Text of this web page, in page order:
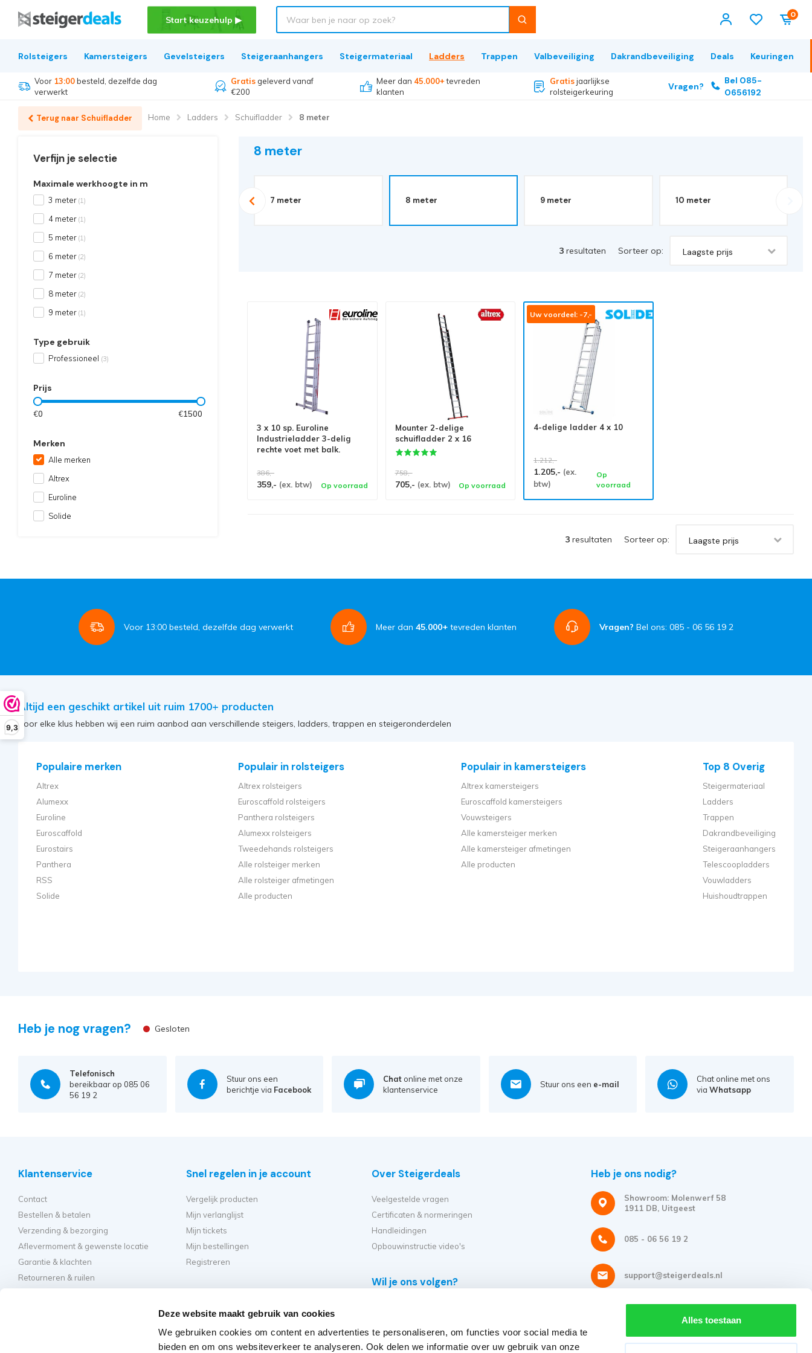
Deze website maakt gebruik van cookies
We gebruiken cookies om content en advertenties te personaliseren, om functies voor social media te
bieden en om ons websiteverkeer te analyseren. Ook delen we informatie over uw gebruik van onze
Alles toestaan
9,3
Start keuzehulp ▶ 0
Rolsteigers Kamersteigers Gevelsteigers Steigeraanhangers Steigermateriaal Ladders Trappen Valbeveiliging Dakrandbeveiliging Deals Keuringen
Voor 13:00besteld, dezelfde dag
verwerkt
Gratis geleverd vanaf
€200
Meer dan 45.000+tevreden
klanten
Gratisjaarlijkse
rolsteigerkeuring
Vragen?
Bel 085-
0656192
Terug naar Schuifladder Home Ladders Schuifladder 8 meter
Verfijn je selectie
Maximale werkhoogte in m
3 meter (1)
4 meter (1)
5 meter (1)
6 meter (2)
7 meter (2)
8 meter (2)
9 meter (1)
Type gebruik
Professioneel (3)
Prijs
€0 €1500
Merken
Alle merken
Altrex
Euroline
Solide
8 meter
7 meter 8 meter 9 meter 10 meter
3 resultaten Sorteer op: Laagste prijs
3 x 10 sp. Euroline
Industrieladder 3-delig
rechte voet met balk.
386,-
359,- (ex. btw) Op voorraad
Mounter 2-delige
schuifladder 2 x 16
758,-
705,- (ex. btw) Op voorraad
Uw voordeel: -7,-
4-delige ladder 4 x 10
1.212,-
1.205,- (ex.
btw)
Op
voorraad
3 resultaten Sorteer op: Laagste prijs
Voor 13:00 besteld, dezelfde dag verwerkt Meer dan 45.000+ tevreden klanten Vragen? Bel ons: 085 - 06 56 19 2
Altijd een geschikt artikel uit ruim 1700+ producten
Voor elke klus hebben wij een ruim aanbod aan verschillende steigers, ladders, trappen en steigeronderdelen
Populaire merken
Altrex
Alumexx
Euroline
Euroscaffold
Eurostairs
Panthera
RSS
Solide
Populair in rolsteigers
Altrex rolsteigers
Euroscaffold rolsteigers
Panthera rolsteigers
Alumexx rolsteigers
Tweedehands rolsteigers
Alle rolsteiger merken
Alle rolsteiger afmetingen
Alle producten
Populair in kamersteigers
Altrex kamersteigers
Euroscaffold kamersteigers
Vouwsteigers
Alle kamersteiger merken
Alle kamersteiger afmetingen
Alle producten
Top 8 Overig
Steigermateriaal
Ladders
Trappen
Dakrandbeveiliging
Steigeraanhangers
Telescoopladders
Vouwladders
Huishoudtrappen
Heb je nog vragen? Gesloten
Telefonisch
bereikbaar op 085 06
56 19 2
Stuur ons een
berichtje via Facebook
Chat online met onze
klantenservice
Stuur ons een e-mail
Chat online met ons
viaWhatsapp
Klantenservice
Contact
Bestellen & betalen
Verzending & bezorging
Aflevermoment & gewenste locatie
Garantie & klachten
Retourneren & ruilen
Snel regelen in je account
Vergelijk producten
Mijn verlanglijst
Mijn tickets
Mijn bestellingen
Registreren
Welke kamersteiger moet ik kopen?
Over Steigerdeals
Veelgestelde vragen
Certificaten & normeringen
Handleidingen
Opbouwinstructie video's
Wil je ons volgen?
Heb je ons nodig?
Showroom: Molenwerf 58
1911 DB, Uitgeest
085 - 06 56 19 2
support@steigerdeals.nl
Meld je aan voor onze nieuwsbrief
Ontvang de beste aanbiedingen en persoonlijk advies.